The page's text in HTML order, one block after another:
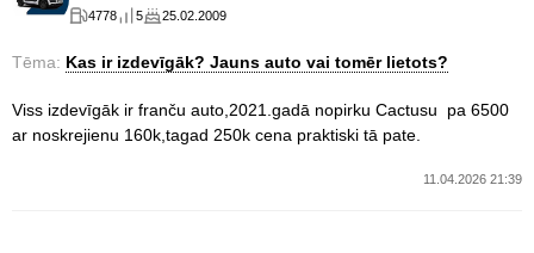
4778 5 25.02.2009
Tēma: Kas ir izdevīgāk? Jauns auto vai tomēr lietots?
Viss izdevīgāk ir franču auto,2021.gadā nopirku Cactusu pa 6500
ar noskrejienu 160k,tagad 250k cena praktiski tā pate.
11.04.2026 21:39